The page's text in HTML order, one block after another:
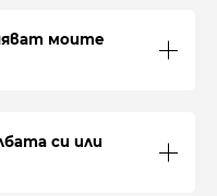
моите
си или